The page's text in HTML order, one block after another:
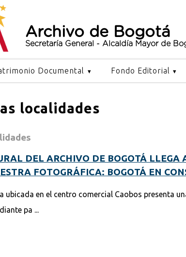
Archivo de Bogotá
Secretaría General - Alcaldía Mayor de
Documental Fondo Editorial
localidades
DEL ARCHIVO DE BOGOTÁ
FOTOGRÁFICA: BOGOTÁ EN
ubicada en el centro comercial Caobos presenta
pa ...